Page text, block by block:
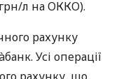
л на ОККО).
рахунку
Усі операції